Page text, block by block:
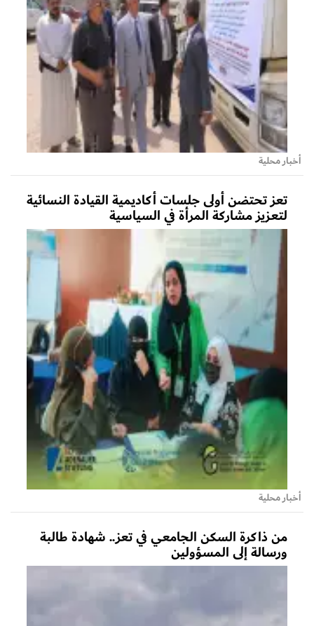
أخبار محلية
تعز تحتضن أولى جلسات أكاديمية القيادة النسائية
لتعزيز مشاركة المرأة في السياسية
أخبار محلية
من ذاكرة السكن الجامعي في تعز.. شهادة طالبة
ورسالة إلى المسؤولين